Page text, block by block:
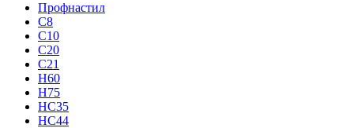
Профнастил
С8
С10
С20
С21
H60
H75
HС35
НС44